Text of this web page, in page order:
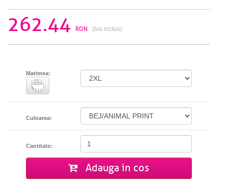
262.44 RON (tva inclus)
Marimea:
Culoarea:
Cantitate:
Adauga in cos